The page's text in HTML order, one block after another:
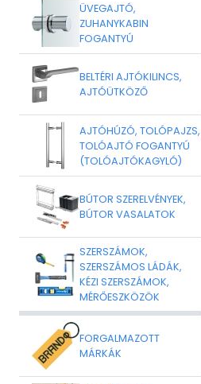
ÜVEGAJTÓ,
ZUHANYKABIN
FOGANTYÚ
BELTÉRI AJTÓKILINCS,
AJTÓÜTKÖZŐ
AJTÓHÚZÓ, TOLÓPAJZS,
TOLÓAJTÓ FOGANTYÚ
(TOLÓAJTÓKAGYLÓ)
BÚTOR SZERELVÉNYEK,
BÚTOR VASALATOK
SZERSZÁMOK,
SZERSZÁMOS LÁDÁK,
KÉZI SZERSZÁMOK,
MÉRŐESZKÖZÖK
FORGALMAZOTT
MÁRKÁK